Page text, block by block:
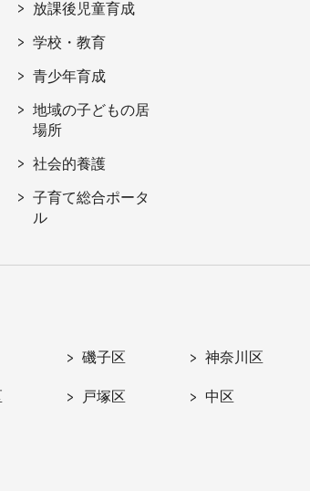
放課後児童育成
学校・教育
青少年育成
地域の子どもの居
場所
社会的養護
子育て総合ポータ
ル
磯子区 神奈川区
戸塚区 中区